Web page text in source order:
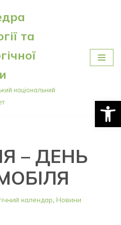
та
національний
– ДЕНЬ
календар Новини